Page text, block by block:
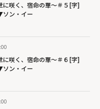
咲く、宿命の華～＃５[字]
ン・イー
咲く、宿命の華～＃６[字]
ン・イー